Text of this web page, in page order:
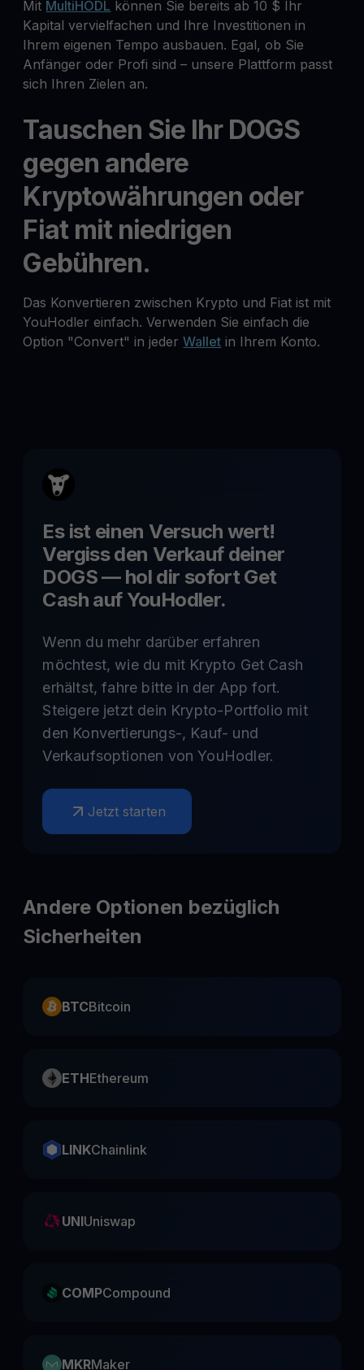
Mit MultiHODL können Sie bereits ab 10 $ Ihr
Kapital vervielfachen und Ihre Investitionen in
Ihrem eigenen Tempo ausbauen. Egal, ob Sie
Anfänger oder Profi sind – unsere Plattform passt
sich Ihren Zielen an.
Tauschen Sie Ihr DOGS
gegen andere
Kryptowährungen oder
Fiat mit niedrigen
Gebühren.
Das Konvertieren zwischen Krypto und Fiat ist mit
YouHodler einfach. Verwenden Sie einfach die
Option "Convert" in jederWallet in Ihrem Konto.
Es ist einen Versuch wert!
Vergiss den Verkauf deiner
DOGS— hol dir sofort Get
Cash auf YouHodler.
Wenn du mehr darüber erfahren
möchtest, wie du mit Krypto Get Cash
erhältst, fahre bitte in der App fort.
Steigere jetzt dein Krypto-Portfolio mit
den Konvertierungs-, Kauf- und
Verkaufsoptionen von YouHodler.
Jetzt starten
Andere Optionen bezüglich
Sicherheiten
BTCBitcoin
ETHEthereum
LINKChainlink
UNIUniswap
COMPCompound
MKRMaker